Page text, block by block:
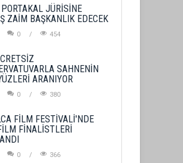
JÜRİSİNE
ZAİM BAŞKANLIK EDECEK
0 454
SAHNENİN
ARANIYOR
0 380
FİLM FESTİVALİ'NDE
FİNALİSTLERİ
0 366